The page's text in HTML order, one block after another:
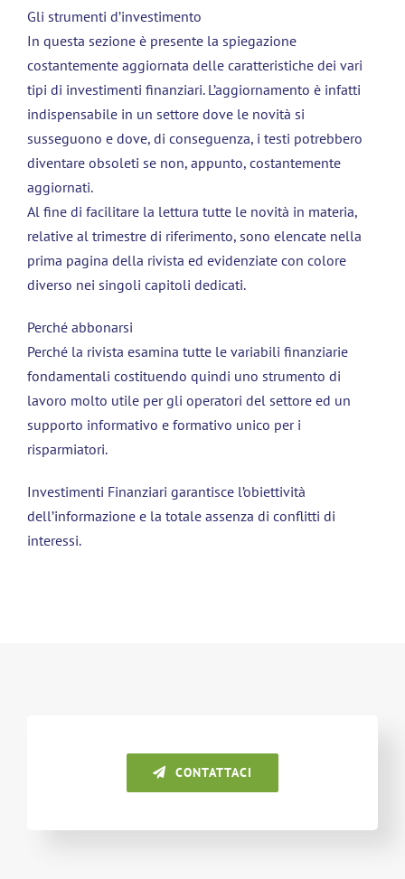
Gli strumenti d’investimento
In questa sezione è presente la spiegazione
costantemente aggiornata delle caratteristiche dei vari
tipi di investimenti finanziari. L’aggiornamento è infatti
indispensabile in un settore dove le novità si
susseguono e dove, di conseguenza, i testi potrebbero
diventare obsoleti se non, appunto, costantemente
aggiornati.
Al fine di facilitare la lettura tutte le novità in materia,
relative al trimestre di riferimento, sono elencate nella
prima pagina della rivista ed evidenziate con colore
diverso nei singoli capitoli dedicati.
Perché abbonarsi
Perché la rivista esamina tutte le variabili finanziarie
fondamentali costituendo quindi uno strumento di
lavoro molto utile per gli operatori del settore ed un
supporto informativo e formativo unico per i
risparmiatori.
Investimenti Finanziari garantisce l’obiettività
dell’informazione e la totale assenza di conflitti di
interessi.
CONTATTACI